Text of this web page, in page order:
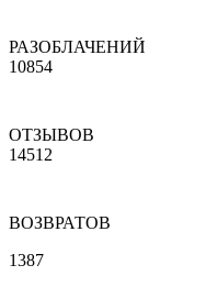
РАЗОБЛАЧЕНИЙ
10854
ОТЗЫВОВ
14512
ВОЗВРАТОВ
1387